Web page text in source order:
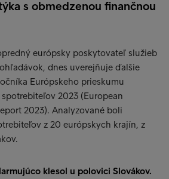
s obmedzenou finančnou
európsky poskytovateľ služieb
dnes uverejňuje ďalšie
Európskeho prieskumu
2023 (European
2023). Analyzované boli
z 20 európskych krajín, z
klesol u polovici Slovákov.